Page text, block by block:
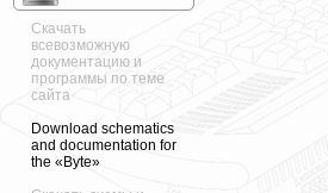
Скачать
всевозможную
документацию и
программы по теме
сайта
Download schematics
and documentation for
the «Byte»